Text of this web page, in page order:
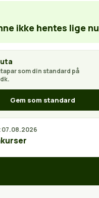
ikke hentes lige nu
som din standard på
Gem som standard